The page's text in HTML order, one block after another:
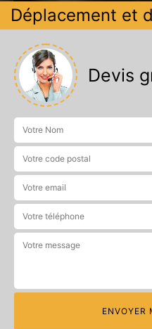
Déplacement et
Devis